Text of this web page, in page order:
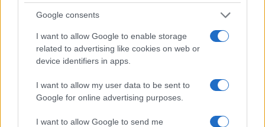
Google consents
I want to allow Google to enable storage
related to advertising like cookies on web or
device identifiers in apps.
I want to allow my user data to be sent to
Google for online advertising purposes.
I want to allow Google to send me
uomo! Ditelo a Tozzi &co
Rispondi VIsualizza le risposte
Carica altri commenti